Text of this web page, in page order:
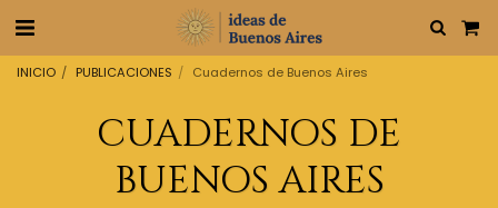
INICIO PUBLICACIONES Cuadernos de Buenos Aires
CUADERNOS DE
BUENOS AIRES